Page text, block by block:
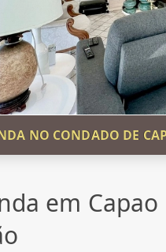
NO CONDADO DE
em Capao